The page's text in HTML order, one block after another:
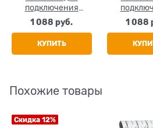
подключения
радиатора Global,
размер 1/2"
1 088 руб.
КУПИТЬ
1 088
Похожие товары
Скидка 12%